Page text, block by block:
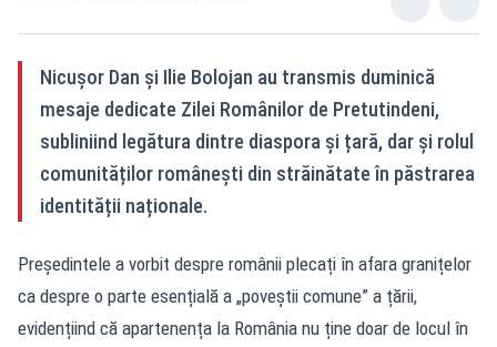
Nicușor Dan și Ilie Bolojan au transmis duminică
mesaje dedicate Zilei Românilor de Pretutindeni,
subliniind legătura dintre diaspora și țară, dar și rolul
comunităților românești din străinătate în păstrarea
identității naționale.
Președintele a vorbit despre românii plecați în afara granițelor
ca despre o parte esențială a „poveștii comune” a țării,
evidențiind că apartenența la România nu ține doar de locul în